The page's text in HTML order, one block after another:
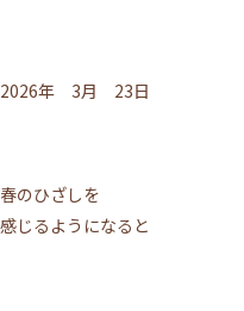
2026年 3月 23日
春のひざしを
感じるようになると